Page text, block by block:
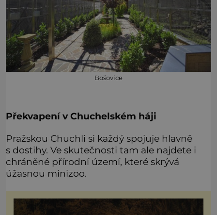
Bošovice
Překvapení v Chuchelském háji
Pražskou Chuchli si každý spojuje hlavně
s dostihy. Ve skutečnosti tam ale najdete i
chráněné přírodní území, které skrývá
úžasnou minizoo.